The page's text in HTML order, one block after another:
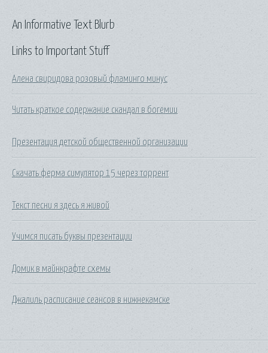
Links to Important Stuff
Алена свиридова розовый фламинго минус
Читать краткое содержание скандал в богемии
Презентация детской общественной организации
Скачать ферма симулятор 15 через торрент
Текст песни я здесь я живой
Учимся писать буквы презентации
Домик в майнкрафте схемы
Джалиль расписание сеансов в нижнекамске
An Informative Text Blurb